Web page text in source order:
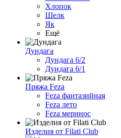
Хлопок
Шелк
Як
Ещё
Дундага
Дундага 6/2
Дундага 6/1
Пряжа Feza
Feza фантазийная
Feza лето
Feza меринос
Изделия от Filati Club